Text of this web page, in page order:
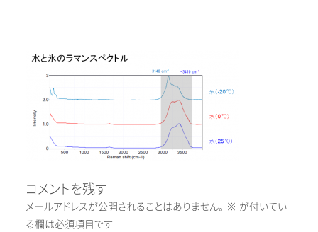
コメントを残す
メールアドレスが公開されることはありません。 ※ が付いてい
る欄は必須項目です